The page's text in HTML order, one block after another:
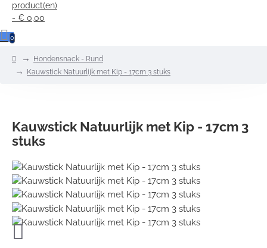
product(en)
- € 0,00
0
homeHondensnack - Rund
Kauwstick Natuurlijk met Kip - 17cm 3 stuks
Kauwstick Natuurlijk met Kip - 17cm 3
stuks